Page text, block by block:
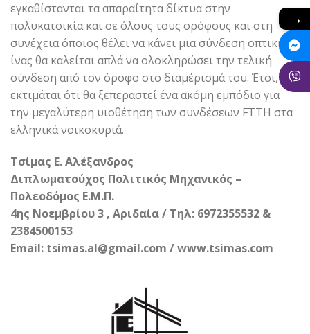
εγκαθίστανται τα απαραίτητα δίκτυα στην
πολυκατοικία και σε όλους τους ορόφους και στη
συνέχεια όποιος θέλει να κάνει μια σύνδεση οπτικής
ίνας θα καλείται απλά να ολοκληρώσει την τελική
σύνδεση από τον όροφο στο διαμέρισμά του. Έτσι,
εκτιμάται ότι θα ξεπεραστεί ένα ακόμη εμπόδιο για
την μεγαλύτερη υιοθέτηση των συνδέσεων FTTH στα
ελληνικά νοικοκυριά.
Τσίμας Ε. Αλέξανδρος
Διπλωματούχος Πολιτικός Μηχανικός –
Πολεοδόμος Ε.Μ.Π.
4ης Νοεμβρίου 3 , Αριδαία / Τηλ: 6972355532 &
2384500153
Email: tsimas.al@gmail.com / www.tsimas.com
→